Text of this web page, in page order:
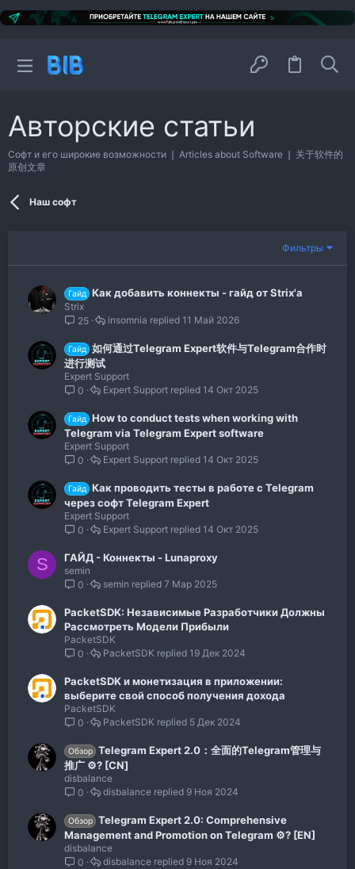
Авторские статьи
Софт и его широкие возможности ❘ Articles about Software ❘ 关于软件的
原创文章
Наш софт
Фильтры
Гайд Как добавить коннекты - гайд от Strix'a
Strix
25
11 Май 2026
insomnia
Гайд 如何通过Telegram Expert软件与Telegram合作时
进行测试
Expert Support
0
14 Окт 2025
Expert Support
Гайд How to conduct tests when working with
Telegram via Telegram Expert software
Expert Support
0
14 Окт 2025
Expert Support
Гайд Как проводить тесты в работе с Telegram
через софт Telegram Expert
Expert Support
0
14 Окт 2025
Expert Support
S ГАЙД - Коннекты - Lunaproxy
semin
0
7 Мар 2025
semin
PacketSDK: Независимые Разработчики Должны
Рассмотреть Модели Прибыли
PacketSDK
0
19 Дек 2024
PacketSDK
PacketSDK и монетизация в приложении:
выберите свой способ получения дохода
PacketSDK
0
5 Дек 2024
PacketSDK
Обзор Telegram Expert 2.0：全面的Telegram管理与
推广 ⚙️? [CN]
disbalance
0
9 Ноя 2024
disbalance
Обзор Telegram Expert 2.0: Comprehensive
Management and Promotion on Telegram ⚙️? [EN]
disbalance
0
9 Ноя 2024
disbalance